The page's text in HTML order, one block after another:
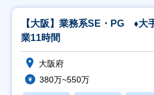
【大阪】業務系SE・PG ♦大
業11時間
大阪府
380万~550万